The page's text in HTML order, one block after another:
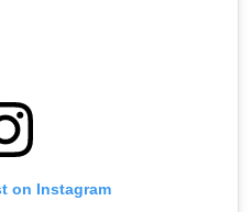
on Instagram